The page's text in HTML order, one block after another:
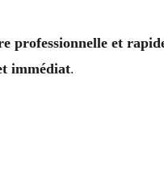
professionnelle et
immédiat.